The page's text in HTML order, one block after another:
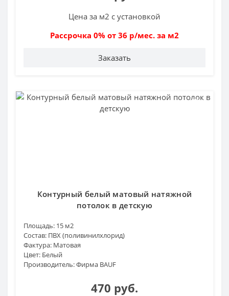
Цена за м2 с установкой
Рассрочка 0% от 36 р/мес. за м2
Заказать
Контурный белый матовый натяжной
потолок в детскую
Площадь: 15 м2
Состав: ПВХ (поливинилхлорид)
Фактура: Матовая
Цвет: Белый
Производитель:Фирма BAUF
470 руб.